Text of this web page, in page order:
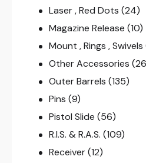
Laser , Red Dots (24)
Magazine Release (10)
Mount , Rings , Swivels
Other Accessories
Outer Barrels (135)
Pins (9)
Pistol Slide (56)
R.I.S. & R.A.S. (109)
Receiver (12)